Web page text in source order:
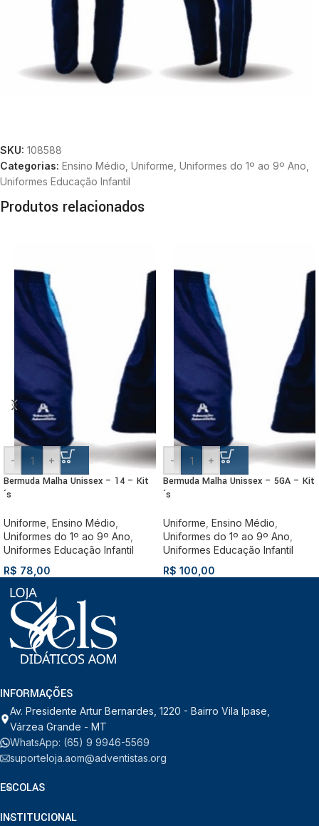
SKU: 108588
Categorias: Ensino Médio Uniforme Uniformes do 1º ao 9º Ano
Uniformes Educação Infantil
Produtos relacionados
- +
Bermuda Malha Unissex – 14 – Kit
´s
Uniforme Ensino Médio
Uniformes do 1º ao 9º Ano
Uniformes Educação Infantil
R$ 78,00
- +
Bermuda Malha Unissex – 5GA – Kit
´s
Uniforme Ensino Médio
Uniformes do 1º ao 9º Ano
Uniformes Educação Infantil
R$ 100,00
INFORMAÇÕES
Av. Presidente Artur Bernardes, 1220 - Bairro Vila Ipase,
Várzea Grande - MT
WhatsApp: (65) 9 9946-5569
suporteloja.aom@adventistas.org
ESCOLAS
INSTITUCIONAL